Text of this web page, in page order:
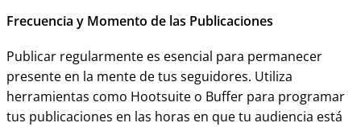
Frecuencia y Momento de las Publicaciones
Publicar regularmente es esencial para permanecer
presente en la mente de tus seguidores. Utiliza
herramientas como Hootsuite o Buffer para programar
tus publicaciones en las horas en que tu audiencia está